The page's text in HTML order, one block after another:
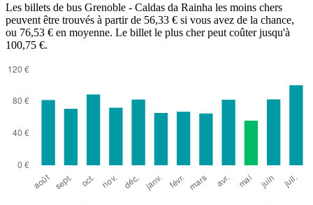
Les billets de bus Grenoble - Caldas da Rainha les moins chers
peuvent être trouvés à partir de 56,33 € si vous avez de la chance,
ou 76,53 € en moyenne. Le billet le plus cher peut coûter jusqu'à
100,75 €.